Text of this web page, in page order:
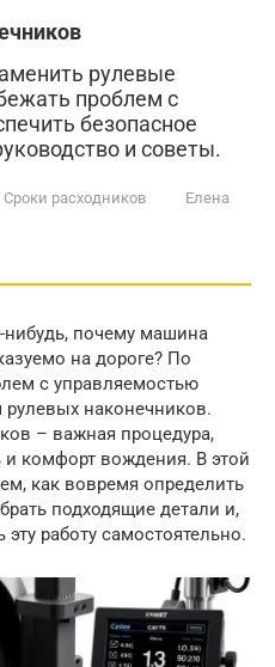
рулевые
проблем с
безопасное
и советы.
Сроки расходников
Елена
почему машина
на дороге? По
с управляемостью
наконечников.
– важная процедура,
комфорт вождения. В этой
как вовремя определить
подходящие детали и,
работу самостоятельно.